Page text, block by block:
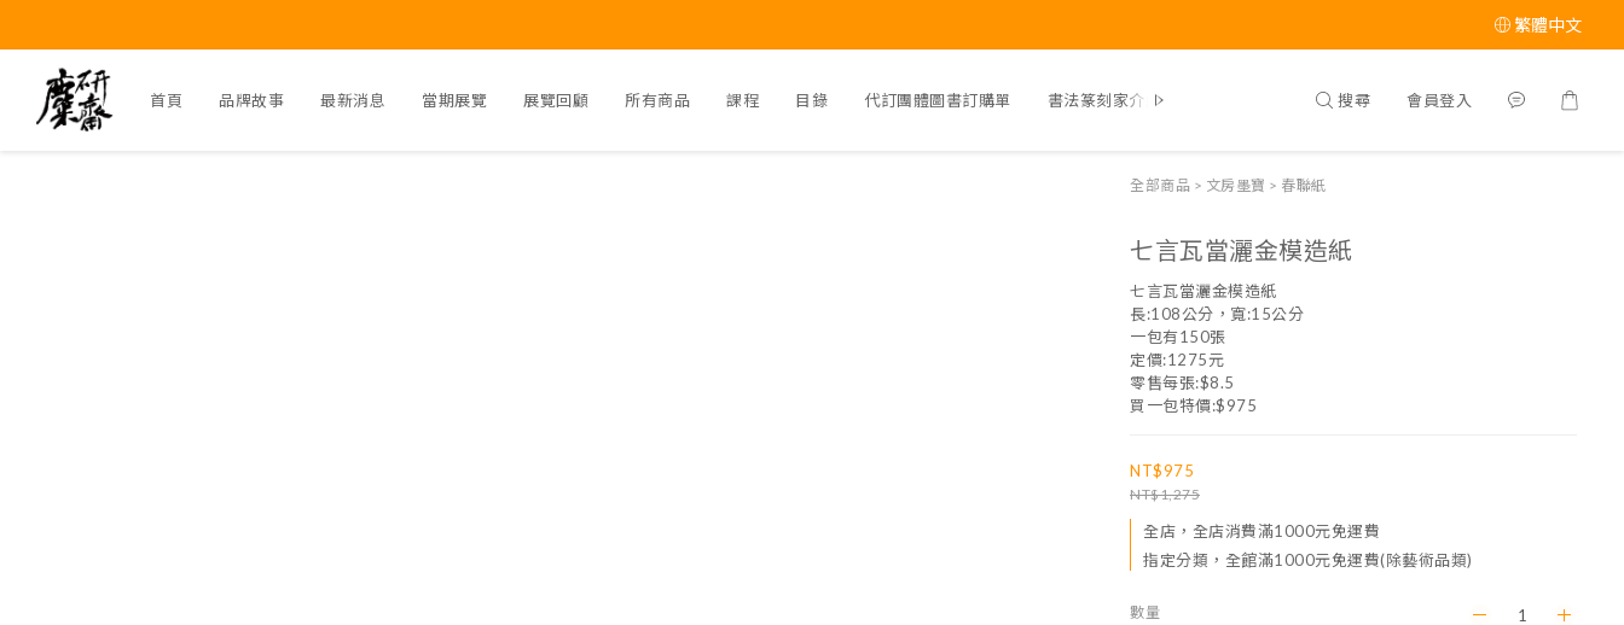
繁體中文
首頁 品牌故事 最新消息 當期展覽 展覽回顧 所有商品 課程 目錄 代訂團體圖書訂購單 書法篆刻家介紹 搜尋 會員登入
全部商品 > 文房墨寶 > 春聯紙
七言瓦當灑金模造紙
七言瓦當灑金模造紙
長:108公分，寬:15公分
一包有150張
定價:1275元
零售每張:$8.5
買一包特價:$975
NT$975
NT$1,275
全店，全店消費滿1000元免運費
指定分類，全館滿1000元免運費(除藝術品類)
數量